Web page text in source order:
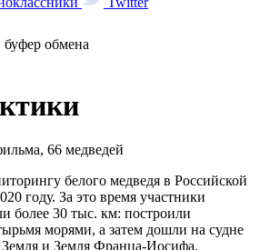
народами Севера
Анной Анхимовой